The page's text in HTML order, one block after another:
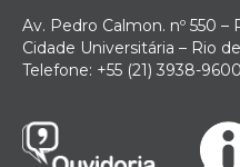
Av. Pedro Calmon. nº 550 –
Cidade Universitária – Rio
Telefone: +55 (21) 3938-9600